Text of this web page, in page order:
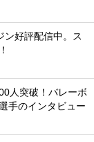
ン好評配信中。ス
人突破！バレーボ
手のインタビュー